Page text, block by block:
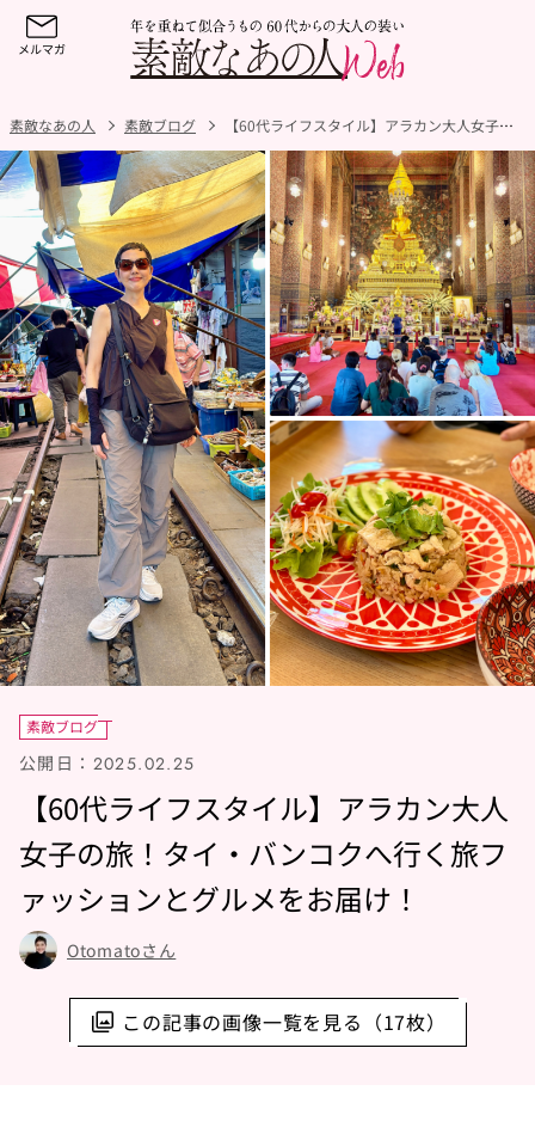
素敵なあの人 素敵ブログ 【60代ライフスタイル】アラカン大人女子の旅！タイ・バンコクへ行く旅ファッションとグルメをお届け！
この記事の画像一覧を見る（17枚）
素敵ブログ
公開日： 2025.02.25
【60代ライフスタイル】アラカン大人
女子の旅！タイ・バンコクへ行く旅フ
ァッションとグルメをお届け！
Otomatoさん